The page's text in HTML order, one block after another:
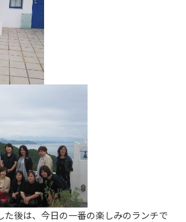
た後は、今日の一番の楽しみのランチで